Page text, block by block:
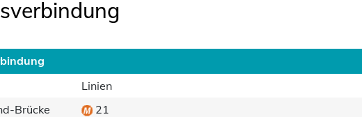
Linien
Brücke
21